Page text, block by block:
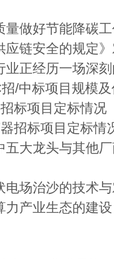
量做好节能降碳
应链安全的规定
业正经历一场深
/中标项目规模
标项目定标情况
招标项目定标情
五大龙头与其他
电场治沙的技术
力产业生态的建